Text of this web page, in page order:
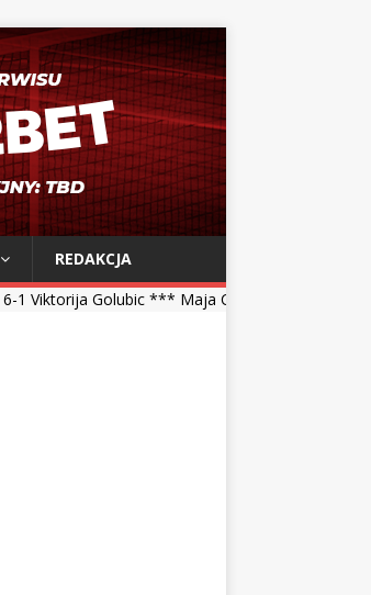
REDAKCJA
*** Maja Chwalińska 5-7, 1-6 Talia Gibson